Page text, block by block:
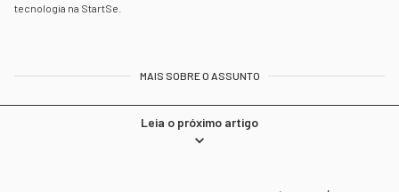
tecnologia na StartSe.
MAIS SOBRE O ASSUNTO
Leia o próximo artigo